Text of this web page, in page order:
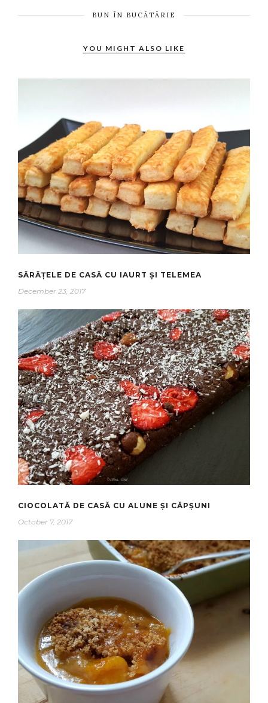
BUN ÎN BUCĂTĂRIE
YOU MIGHT ALSO LIKE
SĂRĂȚELE DE CASĂ CU IAURT ȘI TELEMEA
December 23, 2017
CIOCOLATĂ DE CASĂ CU ALUNE ȘI CĂPȘUNI
October 7, 2017